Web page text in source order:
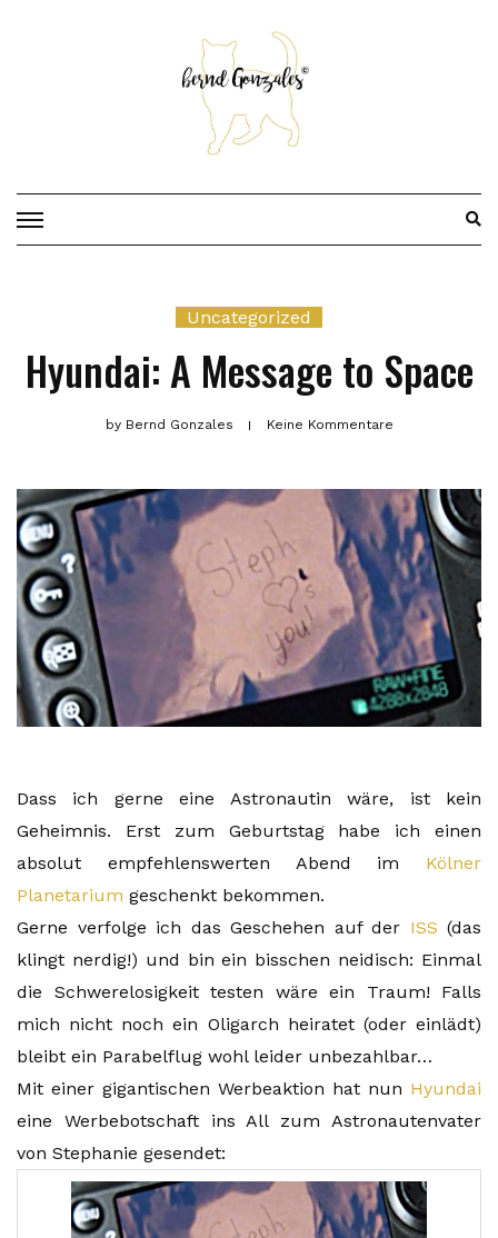
Uncategorized
Hyundai: A Message to Space
byBernd Gonzales Keine Kommentare
Dass ich gerne eine Astronautin wäre, ist kein
Geheimnis. Erst zum Geburtstag habe ich einen
absolut empfehlenswerten Abend im Kölner
Planetarium geschenkt bekommen.
Gerne verfolge ich das Geschehen auf der ISS (das
klingt nerdig!) und bin ein bisschen neidisch: Einmal
die Schwerelosigkeit testen wäre ein Traum! Falls
mich nicht noch ein Oligarch heiratet (oder einlädt)
bleibt ein Parabelflug wohl leider unbezahlbar…
Mit einer gigantischen Werbeaktion hat nun Hyundai
eine Werbebotschaft ins All zum Astronautenvater
von Stephanie gesendet: